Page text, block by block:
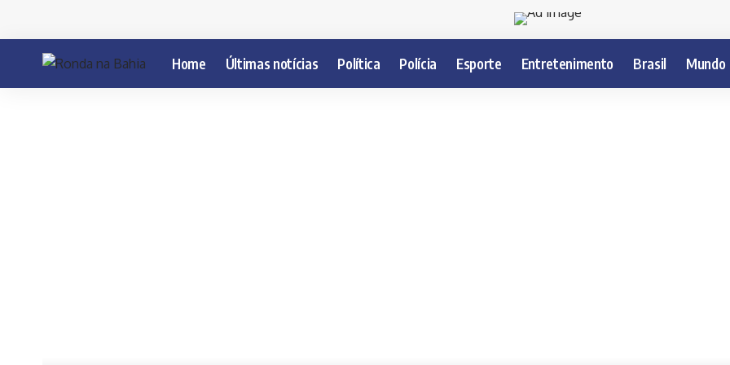
Home Últimas notícias Política Polícia Esporte Entretenimento Brasil Mundo